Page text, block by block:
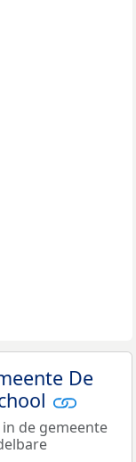
De
de gemeente